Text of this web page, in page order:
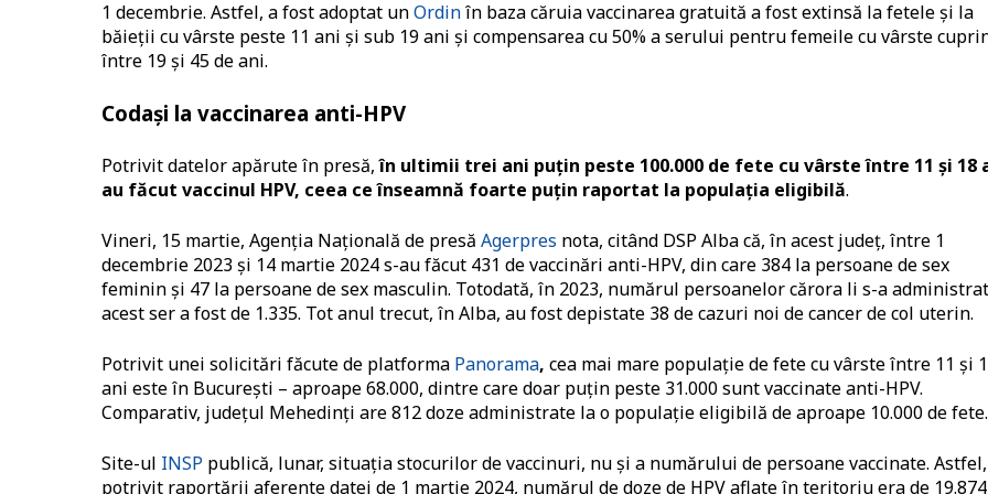
1 decembrie. Astfel, a fost adoptat unOrdinîn baza căruia vaccinarea gratuită a fost extinsă la fetele și la
băieții cu vârste peste 11 ani și sub 19 ani și compensarea cu 50% a serului pentru femeile cu vârste
între 19 și 45 de ani.
Codași la vaccinarea anti-HPV
Potrivit datelor apărute în presă,în ultimii trei ani puțin peste 100.000 de fete cu vârste între 11 și 18
au făcut vaccinul HPV, ceea ce înseamnă foarte puțin raportat la populația eligibilă.
Vineri, 15 martie, Agenția Națională de presă Agerpres nota, citând DSP Alba că, în acest județ, între 1
decembrie 2023 și 14 martie 2024 s-au făcut 431 de vaccinări anti-HPV, din care 384 la persoane de sex
feminin şi 47 la persoane de sex masculin. Totodată, în 2023, numărul persoanelor cărora li s-a administrat
acest ser a fost de 1.335. Tot anul trecut, în Alba, au fost depistate 38 de cazuri noi de cancer de col uterin.
Potrivit unei solicitări făcute de platforma Panorama, cea mai mare populație de fete cu vârste între 11 și
ani este în București – aproape 68.000, dintre care doar puțin peste 31.000 sunt vaccinate anti-HPV.
Comparativ, județul Mehedinți are 812 doze administrate la o populație eligibilă de aproape 10.000 de fete.
Site-ul INSP publică, lunar, situația stocurilor de vaccinuri, nu și a numărului de persoane vaccinate. Astfel,
potrivit raportării aferente datei de 1 martie 2024, numărul de doze de HPV aflate în teritoriu era de